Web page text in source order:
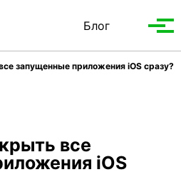
Блог
Toggle
запущенные приложения iOS cразу?
все
iOS